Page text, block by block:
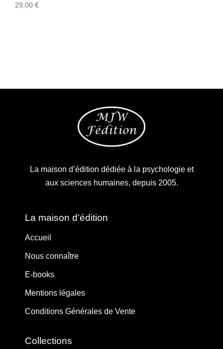
29,00 €
La maison d’édition dédiée à la psychologie et
aux sciences humaines, depuis 2005.
La maison d’édition
Accueil
Nous connaître
E-books
Mentions légales
Conditions Générales de Vente
Collections